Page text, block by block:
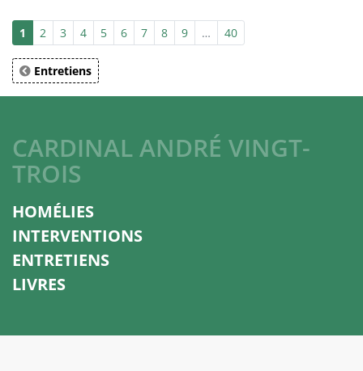
1 2 3 4 5 6 7 8 9 … 40
Entretiens
CARDINAL ANDRÉ VINGT-
TROIS
HOMÉLIES
INTERVENTIONS
ENTRETIENS
LIVRES